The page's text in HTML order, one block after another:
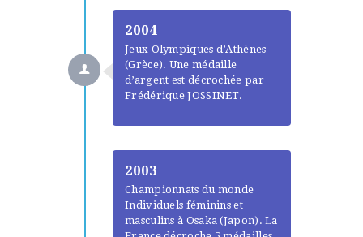
2004
Jeux Olympiques d’Athènes
(Grèce). Une médaille
d’argent est décrochée par
Frédérique JOSSINET.
2003
Championnats du monde
Individuels féminins et
masculins à Osaka (Japon). La